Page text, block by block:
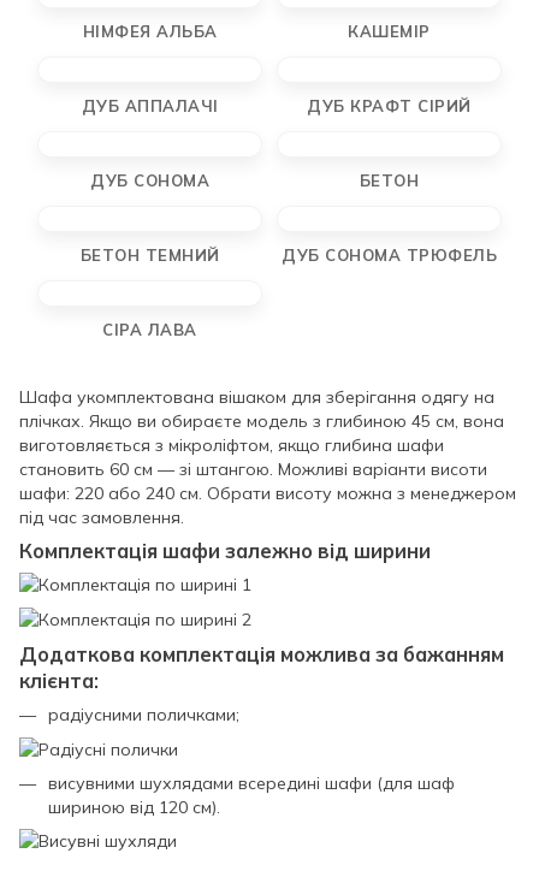
НІМФЕЯ АЛЬБА КАШЕМІР
ДУБ АППАЛАЧІ ДУБ КРАФТ СІРИЙ
ДУБ СОНОМА БЕТОН
БЕТОН ТЕМНИЙ ДУБ СОНОМА ТРЮФЕЛЬ
СІРА ЛАВА
Шафа укомплектована вішаком для зберігання одягу на
плічках. Якщо ви обираєте модель з глибиною 45 см, вона
виготовляється з мікроліфтом, якщо глибина шафи
становить 60 см — зі штангою. Можливі варіанти висоти
шафи: 220 або 240 см. Обрати висоту можна з менеджером
під час замовлення.
Комплектація шафи залежно від ширини
Додаткова комплектація можлива за бажанням
клієнта:
радіусними поличками;
висувними шухлядами всередині шафи (для шаф
шириною від 120 см).